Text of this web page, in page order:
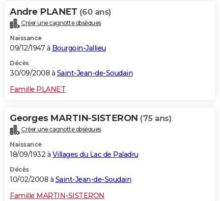
Andre PLANET (60 ans)
Créer une cagnotte obsèques
Naissance
09/12/1947 à Bourgoin-Jallieu
Décès
30/09/2008 à Saint-Jean-de-Soudain
Famille PLANET
Georges MARTIN-SISTERON (75 ans)
Créer une cagnotte obsèques
Naissance
18/09/1932 à Villages du Lac de Paladru
Décès
10/02/2008 à Saint-Jean-de-Soudain
Famille MARTIN-SISTERON